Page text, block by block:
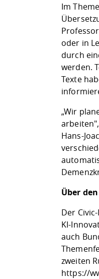
Im
oder in
durch
werden.
Texte
„Wir
Hans-
Über
Der
KI-
auch
zweiten
https://